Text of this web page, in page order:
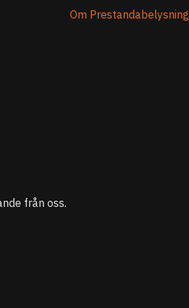
Om Prestandabelysning
från oss.